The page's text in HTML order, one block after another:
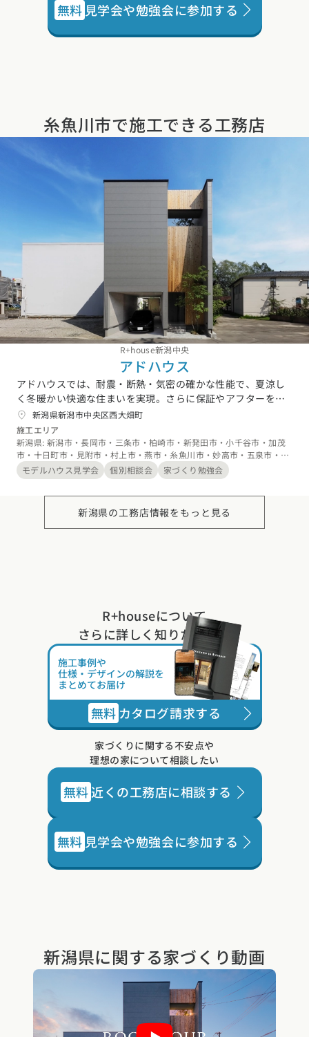
無料 見学会や勉強会に参加する
糸魚川市で施工できる工務店
R+house新潟中央
アドハウス
アドハウスでは、耐震・断熱・気密の確かな性能で、夏涼し
く冬暖かい快適な住まいを実現。さらに保証やアフターをセ
ットにして、憧れの住宅を手に入れやすい価格で提供してい
ます。また、住んでから実感できるはずのランニングコスト
や住み心地を、具体的な数値で納得のいくまで説明します。
お客様に長く安心して、満足のいく家に住んでもらえるよ
う、性能に重点を置き家づくりに取り組んでいます。
新潟県新潟市中央区西大畑町
施工エリア
新潟県: 新潟市・長岡市・三条市・柏崎市・新発田市・小千谷市・加茂
市・十日町市・見附市・村上市・燕市・糸魚川市・妙高市・五泉市・上
越市・阿賀野市・魚沼市・南魚沼市・胎内市・北蒲原郡聖籠町・西蒲原
郡弥彦村・南蒲原郡田上町・東蒲原郡阿賀町・三島郡出雲崎町・南魚沼
モデルハウス見学会 個別相談会 家づくり勉強会
新潟県の工務店情報をもっと見る
R+houseについて
さらに詳しく知りたい方は
施工事例や
仕様・デザインの解説を
まとめてお届け
無料 カタログ請求する
家づくりに関する不安点や
理想の家について相談したい
無料近くの工務店に相談する
無料 見学会や勉強会に参加する
新潟県に関する家づくり動画